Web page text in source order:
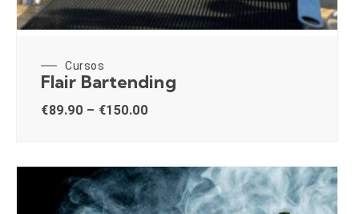
Cursos
Flair Bartending
€89.90 – €150.00